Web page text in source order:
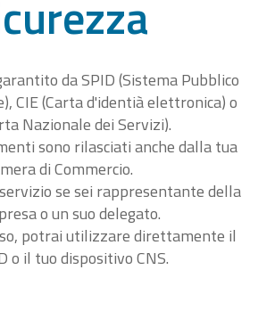
da SPID (Sistema Pubblico
CIE (Carta d'identià elettronica) o
Nazionale dei Servizi).
sono rilasciati anche dalla tua
di Commercio.
se sei rappresentante della
o un suo delegato.
potrai utilizzare direttamente il
o il tuo dispositivo CNS.